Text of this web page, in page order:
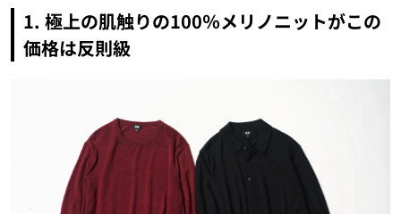
1. 極上の肌触りの100％メリノニットがこの
価格は反則級